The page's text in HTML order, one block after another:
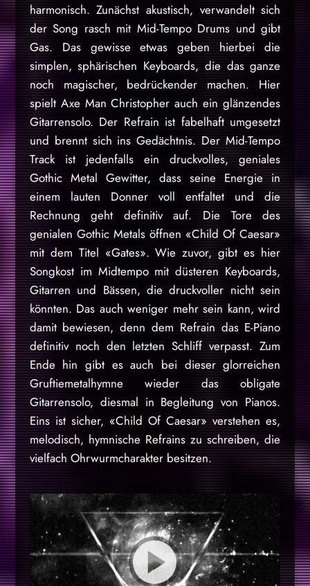
harmonisch. Zunächst akustisch, verwandelt sich
der Song rasch mit Mid-Tempo Drums und gibt
Gas. Das gewisse etwas geben hierbei die
simplen, sphärischen Keyboards, die das ganze
noch magischer, bedrückender machen. Hier
spielt Axe Man Christopher auch ein glänzendes
Gitarrensolo. Der Refrain ist fabelhaft umgesetzt
und brennt sich ins Gedächtnis. Der Mid-Tempo
Track ist jedenfalls ein druckvolles, geniales
Gothic Metal Gewitter, dass seine Energie in
einem lauten Donner voll entfaltet und die
Rechnung geht definitiv auf. Die Tore des
genialen Gothic Metals öffnen «Child Of Caesar»
mit dem Titel «Gates». Wie zuvor, gibt es hier
Songkost im Midtempo mit düsteren Keyboards,
Gitarren und Bässen, die druckvoller nicht sein
könnten. Das auch weniger mehr sein kann, wird
damit bewiesen, denn dem Refrain das E-Piano
definitiv noch den letzten Schliff verpasst. Zum
Ende hin gibt es auch bei dieser glorreichen
Gruftiemetalhymne wieder das obligate
Gitarrensolo, diesmal in Begleitung von Pianos.
Eins ist sicher, «Child Of Caesar» verstehen es,
melodisch, hymnische Refrains zu schreiben, die
vielfach Ohrwurmcharakter besitzen.